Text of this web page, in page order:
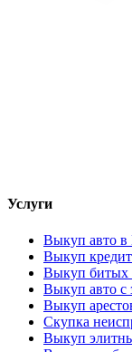
Услуги
Выкуп авто в
Выкуп
Выкуп битых
Выкуп авто с
Выкуп
Скупка
Выкуп